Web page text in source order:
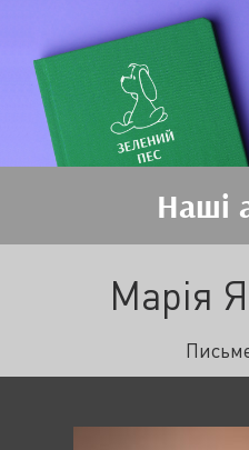
Наші
Марія